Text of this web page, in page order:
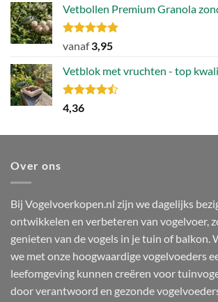
was:
106,49.
is:
Vetbollen Premium Granola
Gewaardeerd
uit 5
vanaf3,95
Vetblok met vruchten - top
Gewaardeerd
4.44
4,36
Over ons
Bij Vogelvoerkopen.nl zijn we dagelijks
ontwikkelen en verbeteren van vogelvoer,
genieten van de vogels in je tuin of balkon.
we met onze hoogwaardige vogelvoeders
leefomgeving kunnen creëren voor
door verantwoord en gezonde